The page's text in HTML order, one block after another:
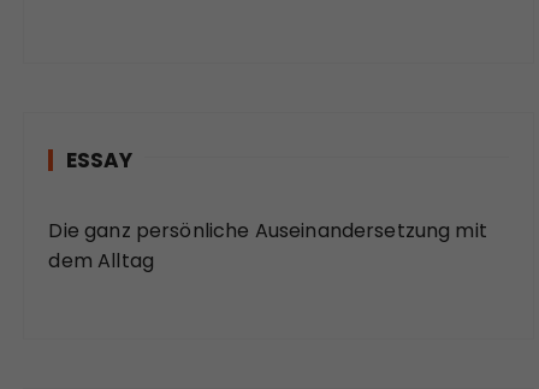
ESSAY
Die ganz persönliche Auseinandersetzung mit
dem Alltag